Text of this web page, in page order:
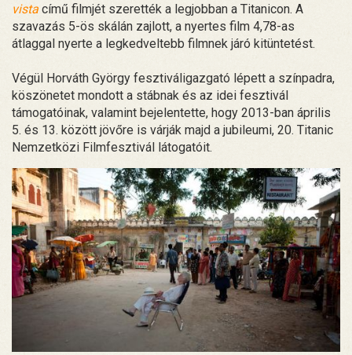
vista című filmjét szerették a legjobban a Titanicon. A
szavazás 5-ös skálán zajlott, a nyertes film 4,78-as
átlaggal nyerte a legkedveltebb filmnek járó kitüntetést.
Végül Horváth György fesztiváligazgató lépett a színpadra,
köszönetet mondott a stábnak és az idei fesztivál
támogatóinak, valamint bejelentette, hogy 2013-ban április
5. és 13. között jövőre is várják majd a jubileumi, 20. Titanic
Nemzetközi Filmfesztivál látogatóit.